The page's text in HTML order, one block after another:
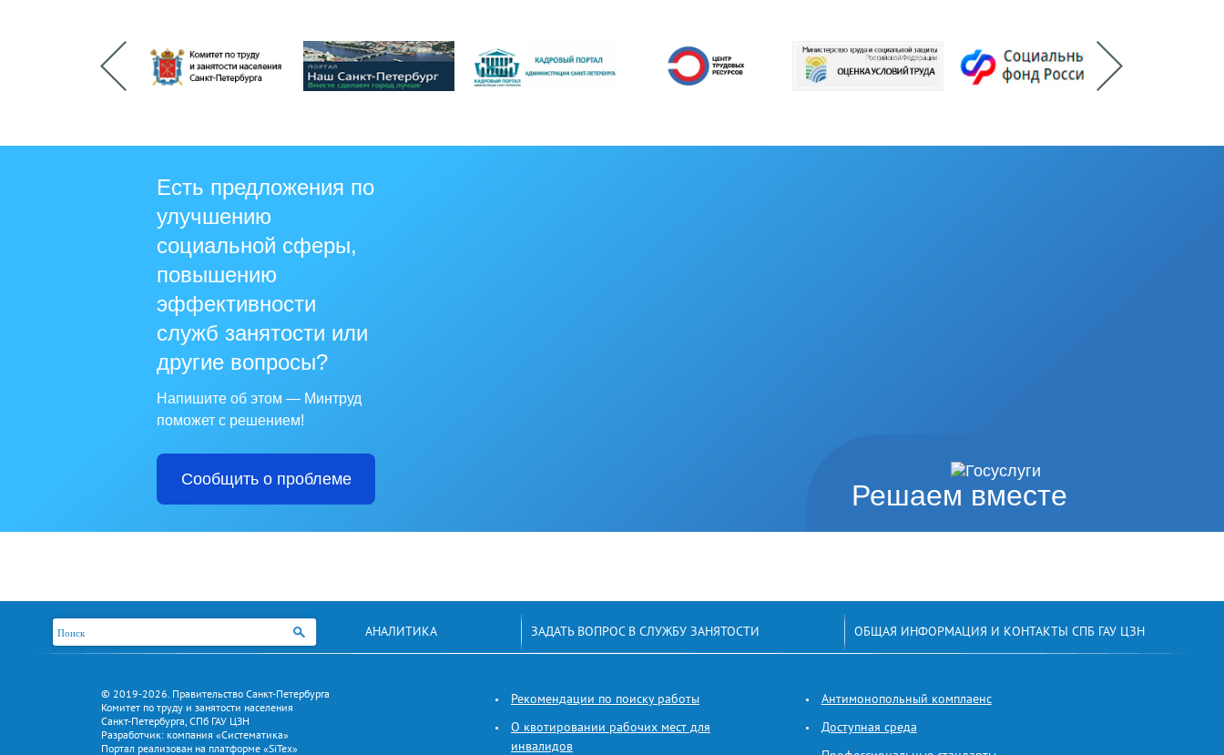
Решаем вместе
Есть предложения по
улучшению
социальной сферы,
повышению
эффективности
служб занятости или
другие вопросы?
Напишите об этом — Минтруд
поможет с решением!
Сообщить о проблеме
АНАЛИТИКА ЗАДАТЬ ВОПРОС В СЛУЖБУ ЗАНЯТОСТИ ОБЩАЯ ИНФОРМАЦИЯ И КОНТАКТЫ СПБ ГАУ ЦЗН
© 2019-2026. Правительство Санкт-Петербурга
Комитет по труду и занятости населения
Санкт-Петербурга, СПб ГАУ ЦЗН
Разработчик: компания «Систематика»
Портал реализован на платформе «SiTex»
Рекомендации по поиску работы
О квотировании рабочих мест для
инвалидов
Антимонопольный комплаенс
Доступная среда